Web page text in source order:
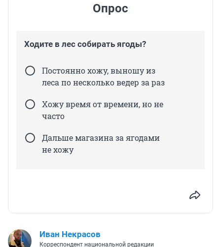
Опрос
Ходите в лес собирать ягоды?
Постоянно хожу, выношу из
леса по несколько ведер за раз
Хожу время от времени, но не
часто
Дальше магазина за ягодами
не хожу
Иван Некрасов
Корреспондент национальной редакции